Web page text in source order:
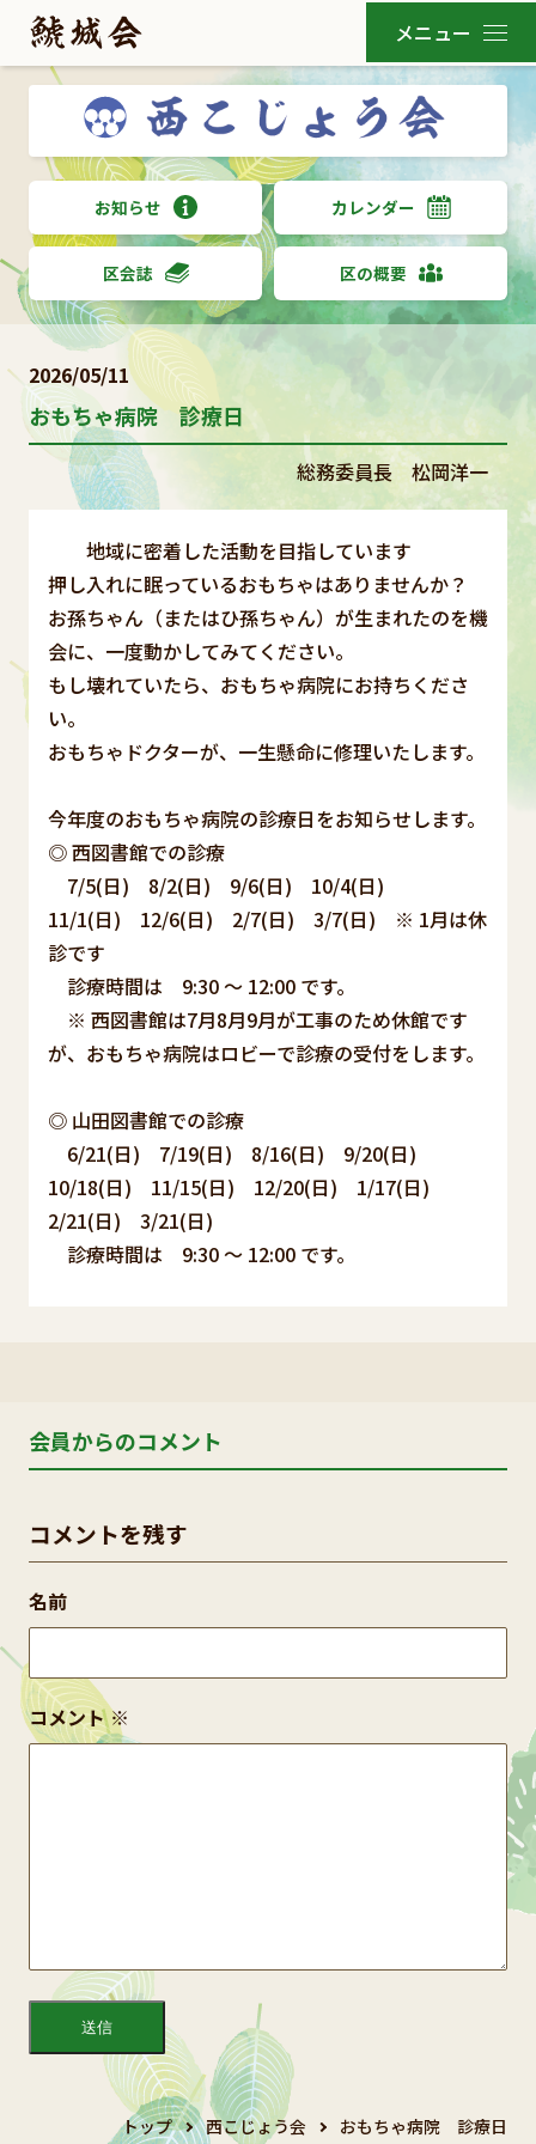
お知らせ カレンダー
区会誌 区の概要
2026/05/11
おもちゃ病院 診療日
総務委員長 松岡洋一
地域に密着した活動を目指しています
押し入れに眠っているおもちゃはありませんか？
お孫ちゃん（またはひ孫ちゃん）が生まれたのを機
会に、一度動かしてみてください。
もし壊れていたら、おもちゃ病院にお持ちくださ
い。
おもちゃドクターが、一生懸命に修理いたします。
今年度のおもちゃ病院の診療日をお知らせします。
◎ 西図書館での診療
7/5(日) 8/2(日) 9/6(日) 10/4(日)
11/1(日) 12/6(日) 2/7(日) 3/7(日) ※ 1月は休
診です
診療時間は 9:30 ～ 12:00 です。
※ 西図書館は7月8月9月が工事のため休館です
が、おもちゃ病院はロビーで診療の受付をします。
◎ 山田図書館での診療
6/21(日) 7/19(日) 8/16(日) 9/20(日)
10/18(日) 11/15(日) 12/20(日) 1/17(日)
2/21(日) 3/21(日)
診療時間は 9:30 ～ 12:00 です。
会員からのコメント
コメントを残す
コメント※
名前
トップ 西こじょう会 おもちゃ病院 診療日